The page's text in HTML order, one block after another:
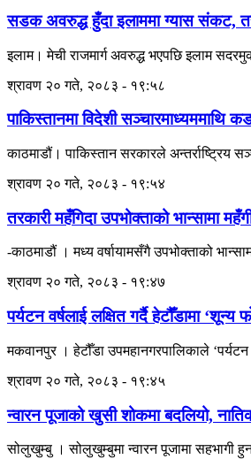
सडक अवरुद्ध हुँदा इलाममा ग्यास संकट,
इलाम। मेची राजमार्ग अवरुद्ध भएपछि इलाम
श्रावण २० गते, २०८३ - १९:५८
पाकिस्तानमा विदेशी सञ्चारमाध्यममाथि
काठमाडौं। पाकिस्तान सरकारले अन्तर्राष्ट्रिय
श्रावण २० गते, २०८३ - १९:५४
तरकारी महँगिदा उपभोक्ताको भान्सामा
-काठमाडौं । मध्य वर्षायामसँगै उपभोक्ताको
श्रावण २० गते, २०८३ - १९:४७
पर्यटन वर्षलाई लक्षित गर्दै हेटौँडामा
मकवानपुर । हेटौँडा उपमहानगरपालिकाले
श्रावण २० गते, २०८३ - १९:४५
न्वारन पूजाको खुसी शोकमा बदलियो,
सोलुखुम्बु । सोलुखुम्बुमा न्वारन पूजामा सहभागी